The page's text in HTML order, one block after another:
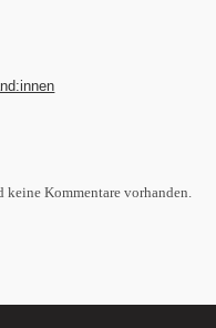
keine Kommentare vorhanden.